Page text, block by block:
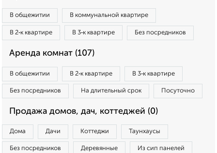
В общежитии В коммунальной квартире
В 2‑к квартире В 3‑к квартире Без посредников
Аренда комнат (107)
В общежитии В 2‑к квартире В 3‑к квартире
Без посредников На длительный срок Посуточно
Продажа домов, дач, коттеджей (0)
Дома Дачи Коттеджи Таунхаусы
Без посредников Деревянные Из сип панелей